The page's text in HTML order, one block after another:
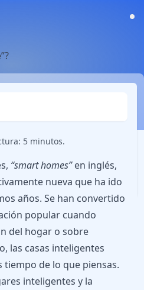
5 minutos.
“smart homes”en inglés,
nueva que ha ido
años. Se han convertido
popular cuando
del hogar o sobre
las casas inteligentes
tiempo de lo que piensas.
inteligentes y la